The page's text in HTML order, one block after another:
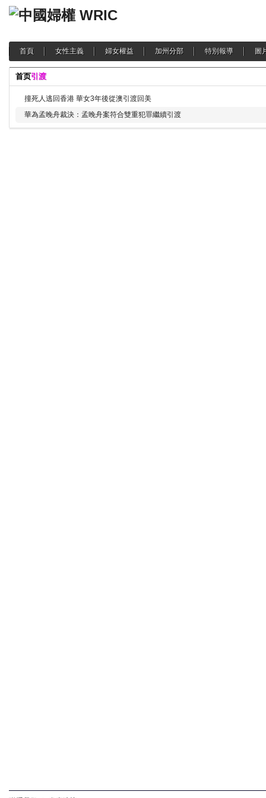
首頁 女性主義 婦女權益 加州分部 特別報導 圖
首页引渡
撞死人逃回香港 華女3年後從澳引渡回美
華為孟晚舟裁決：孟晚舟案符合雙重犯罪繼續引渡